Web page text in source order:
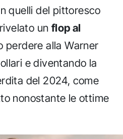
quelli del pittoresco
un flop al
perdere alla Warner
e diventando la
del 2024, come
nonostante le ottime